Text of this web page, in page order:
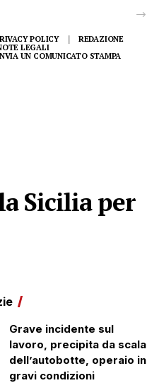
POLICY
REDAZIONE
LEGALI
UN COMUNICATO STAMPA
Sicilia per
Grave incidente sul
lavoro, precipita da scala
dell’autobotte, operaio in
gravi condizioni